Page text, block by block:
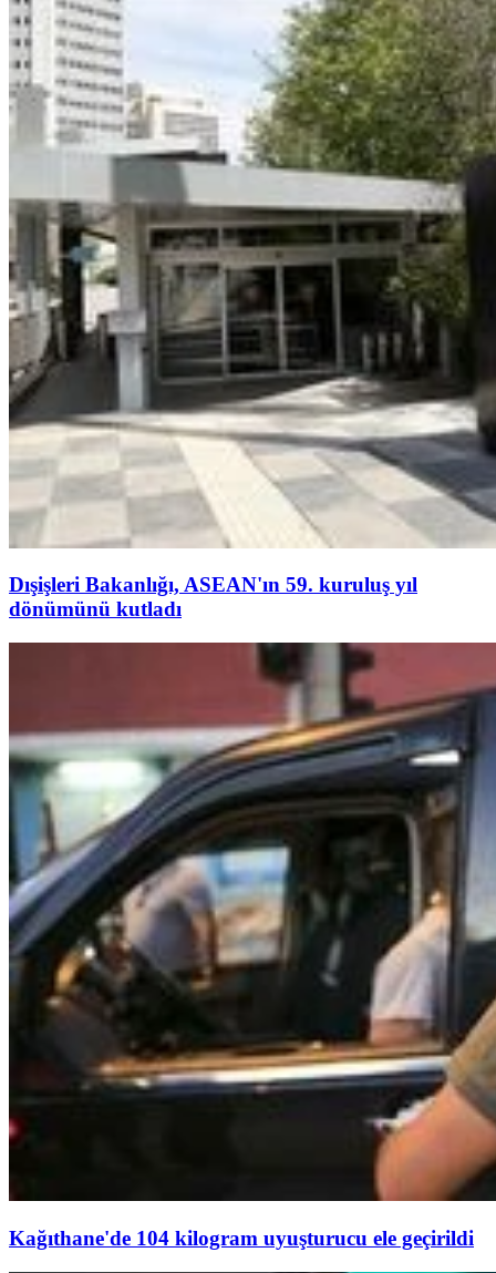
Dışişleri Bakanlığı, ASEAN'ın 59. kuruluş yıl
dönümünü kutladı
Kağıthane'de 104 kilogram uyuşturucu ele geçirildi